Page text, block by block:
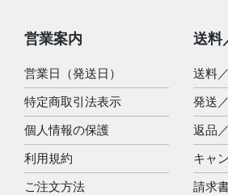
営業案内
営業日（発送日）
特定商取引法表示
個人情報の保護
利用規約
ご注文方法
送料
送料
発送
返品
キャ
請求